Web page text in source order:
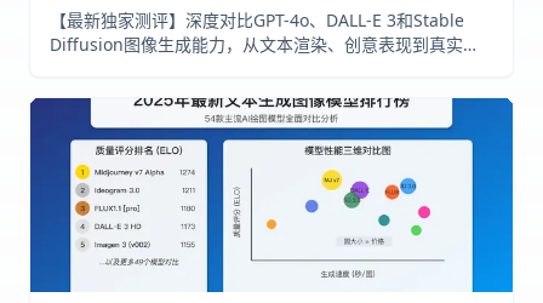
【最新独家测评】深度对比GPT-4o、DALL-E 3和Stable
Diffusion图像生成能力，从文本渲染、创意表现到真实
具！